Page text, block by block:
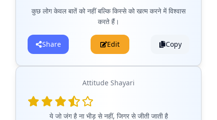
कुछ लोग केवल बातें को नहीं बल्कि किस्से को खत्म करने में विश्वास
करते हैं।
Share Edit Copy
Attitude Shayari
ये जो जंग है ना भीड़ से नहीं, जिगर से जीती जाती है